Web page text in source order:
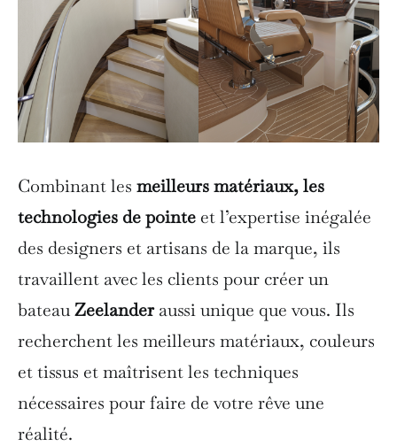
Combinant les meilleurs matériaux, les
technologies de pointe et l’expertise inégalée
des designers et artisans de la marque, ils
travaillent avec les clients pour créer un
bateauZeelanderaussi unique que vous. Ils
recherchent les meilleurs matériaux, couleurs
et tissus et maîtrisent les techniques
nécessaires pour faire de votre rêve une
réalité.